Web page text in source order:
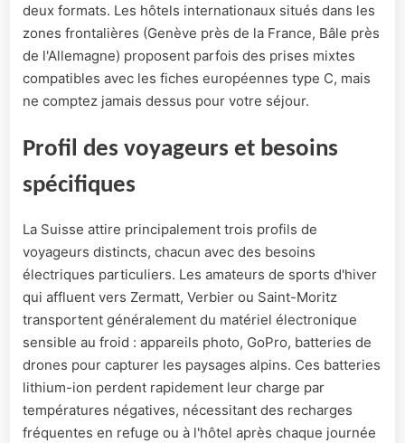
deux formats. Les hôtels internationaux situés dans les
zones frontalières (Genève près de la France, Bâle près
de l'Allemagne) proposent parfois des prises mixtes
compatibles avec les fiches européennes type C, mais
ne comptez jamais dessus pour votre séjour.
Profil des voyageurs et besoins
spécifiques
La Suisse attire principalement trois profils de
voyageurs distincts, chacun avec des besoins
électriques particuliers. Les amateurs de sports d'hiver
qui affluent vers Zermatt, Verbier ou Saint-Moritz
transportent généralement du matériel électronique
sensible au froid : appareils photo, GoPro, batteries de
drones pour capturer les paysages alpins. Ces batteries
lithium-ion perdent rapidement leur charge par
températures négatives, nécessitant des recharges
fréquentes en refuge ou à l'hôtel après chaque journée